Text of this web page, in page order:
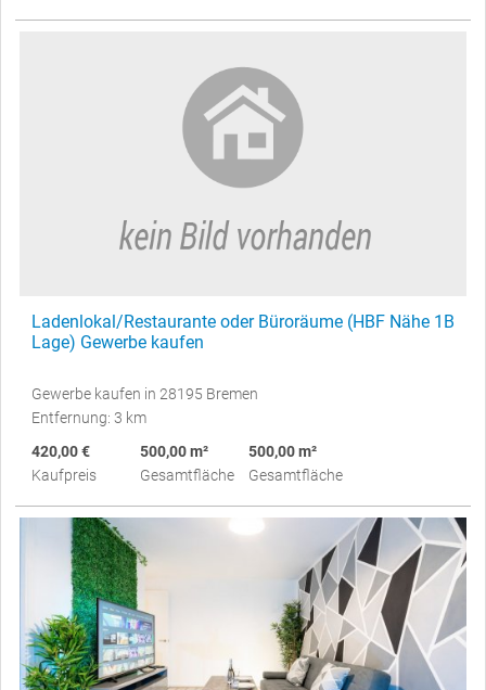
Ladenlokal/Restaurante oder Büroräume (HBF Nähe 1B
Lage) Gewerbe kaufen
Gewerbe kaufen in 28195 Bremen
Entfernung: 3 km
420,00 €
Kaufpreis
500,00 m²
Gesamtfläche
500,00 m²
Gesamtfläche